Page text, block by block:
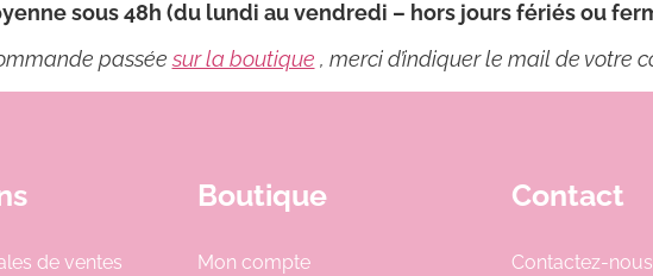
sous 48h (du lundi au vendredi – hors jours fériés ou
passéesur la boutique , merci d’indiquer le mail de votre
de ventes
Boutique
Mon compte
Contact
Contactez-nous